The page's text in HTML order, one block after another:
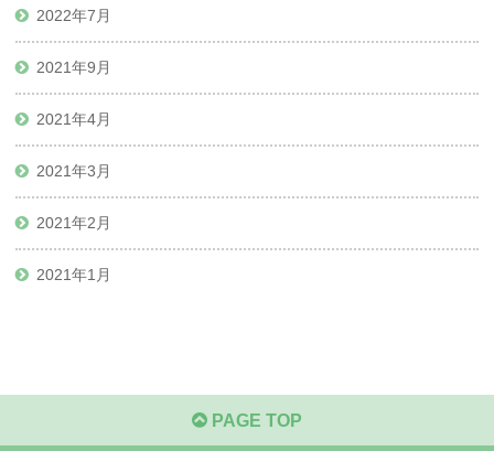
2022年7月
2021年9月
2021年4月
2021年3月
2021年2月
2021年1月
PAGE TOP